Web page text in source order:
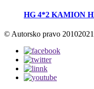
HG 4*2 KAMION
© Autorsko pravo